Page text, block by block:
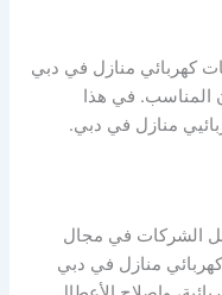
كهربائي منازل في دبي
المناسب. في هذا
منازل في دبي.
الشركات في مجال
منازل في دبي